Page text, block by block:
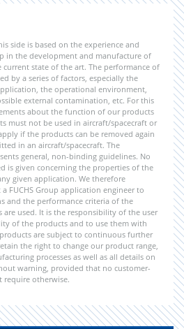
side is based on the experience and
in the development and manufacture of
current state of the art. The performance of
by a series of factors, especially the
the operational environment,
external contamination, etc. For this
about the function of our products
must not be used in aircraft/spacecraft or
if the products can be removed again
in an aircraft/spacecraft. The
general, non-binding guidelines. No
is given concerning the properties of the
given application. We therefore
FUCHS Group application engineer to
and the performance criteria of the
used. It is the responsibility of the user
of the products and to use them with
are subject to continuous further
the right to change our product range,
processes as well as all details on
warning, provided that no customer-
require otherwise.